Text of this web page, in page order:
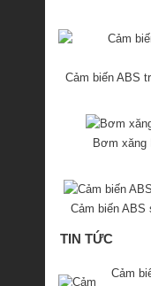
Cảm biến ABS
Bơm xăng
Cảm biến ABS
TIN TỨC
Cảm